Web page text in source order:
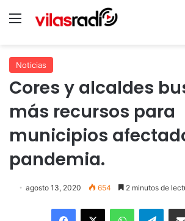
Menú
Noticias
Cores y alcaldes
más recursos para
municipios
pandemia.
agosto 13, 2020 654 2 minutos de
Facebook
X WhatsApp